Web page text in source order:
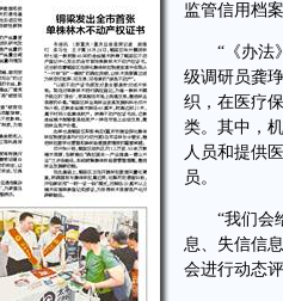
监管信用档案
“《办法》
级调研员龚
织，在医疗
类。其中，
人员和提供
员。
“我们会给
息、失信信
会进行动态